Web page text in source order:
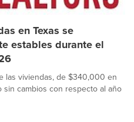
en Texas se
estables durante el
las viviendas, de $340,000 en
cambios con respecto al año